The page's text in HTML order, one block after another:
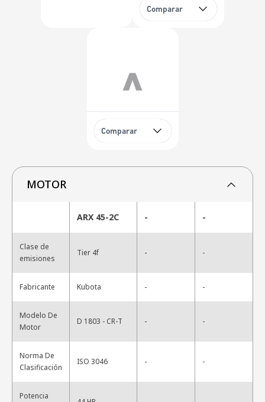
Comparar
Comparar
MOTOR
ARX 45-2C - -
Clase de
emisiones
Tier 4f - -
Fabricante Kubota - -
Modelo De
Motor
D 1803 - CR-T - -
Norma De
Clasificación
ISO 3046 - -
Potencia